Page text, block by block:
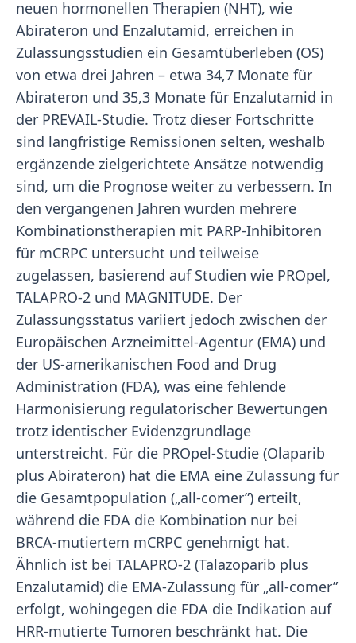
neuen hormonellen Therapien (NHT), wie
Abirateron und Enzalutamid, erreichen in
Zulassungsstudien ein Gesamtüberleben (OS)
von etwa drei Jahren – etwa 34,7 Monate für
Abirateron und 35,3 Monate für Enzalutamid in
der PREVAIL-Studie. Trotz dieser Fortschritte
sind langfristige Remissionen selten, weshalb
ergänzende zielgerichtete Ansätze notwendig
sind, um die Prognose weiter zu verbessern. In
den vergangenen Jahren wurden mehrere
Kombinationstherapien mit PARP-Inhibitoren
für mCRPC untersucht und teilweise
zugelassen, basierend auf Studien wie PROpel,
TALAPRO-2 und MAGNITUDE. Der
Zulassungsstatus variiert jedoch zwischen der
Europäischen Arzneimittel-Agentur (EMA) und
der US-amerikanischen Food and Drug
Administration (FDA), was eine fehlende
Harmonisierung regulatorischer Bewertungen
trotz identischer Evidenzgrundlage
unterstreicht. Für die PROpel-Studie (Olaparib
plus Abirateron) hat die EMA eine Zulassung für
die Gesamtpopulation („all-comer”) erteilt,
während die FDA die Kombination nur bei
BRCA-mutiertem mCRPC genehmigt hat.
Ähnlich ist bei TALAPRO-2 (Talazoparib plus
Enzalutamid) die EMA-Zulassung für „all-comer”
erfolgt, wohingegen die FDA die Indikation auf
HRR-mutierte Tumoren beschränkt hat. Die